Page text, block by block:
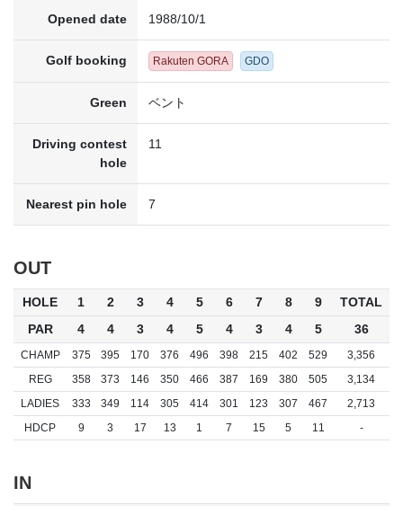
Opened date 1988/10/1
Golf booking Rakuten GORA GDO
Green ベント
Driving contest
hole
11
Nearest pin hole 7
OUT
HOLE 1 2 3 4 5 6 7 8 9
TOTAL
PAR
4 4 3 4 5 4 3 4 5 36
CHAMP 375 395 170 376 496 398 215 402 529
3,356
REG
358 373 146 350 466 387 169 380 505
3,134
LADIES
333 349 114 305 414 301 123 307 467
2,713
HDCP
9 3 17 13 1 7 15 5 11 -
IN